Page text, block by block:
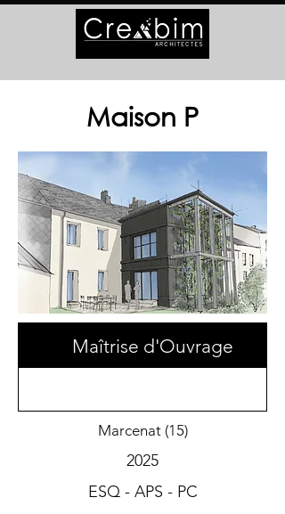
Maison P
Maîtrise d'Ouvrage
Marcenat (15)
2025
ESQ - APS - PC